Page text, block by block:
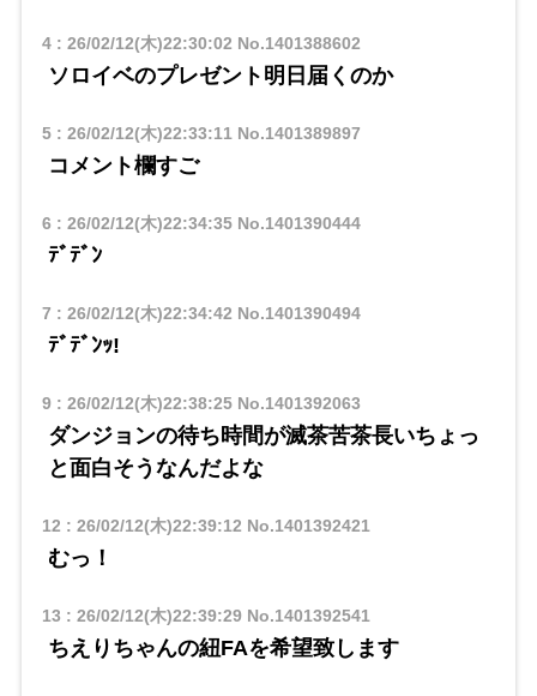
4: 26/02/12(木)22:30:02 No.1401388602
ソロイベのプレゼント明日届くのか
5: 26/02/12(木)22:33:11 No.1401389897
コメント欄すご
6 : 26/02/12(木)22:34:35No.1401390444
ﾃﾞﾃﾞﾝ
7 : 26/02/12(木)22:34:42 No.1401390494
ﾃﾞﾃﾞﾝｯ!
9: 26/02/12(木)22:38:25No.1401392063
ダンジョンの待ち時間が滅茶苦茶長いちょっ
と面白そうなんだよな
12 : 26/02/12(木)22:39:12 No.1401392421
むっ！
13 : 26/02/12(木)22:39:29No.1401392541
ちえりちゃんの紐FAを希望致します